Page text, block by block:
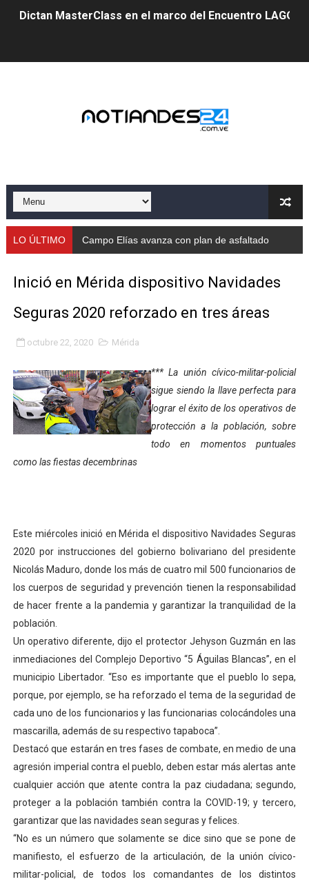
Dictan MasterClass en el marco del Encuentro LAGO
Gobernador Arnaldo Sánchez apadrina a más de 993
Mérida fortalece su reserva deportiva de cara a
Gobernación de Mérida instalará mesa de trabajo con
Fundecem ofrece taller de bordado en punto de cruz
Gobierno bolivariano avanza en la transformación del
Hospital universitario muestra sus avances en visita
Instituto Nacional de Nutrición celebra Semana
Gobernación de Mérida fortalece el desarrollo
Fortaleciendo la economía comunal en El Vigía con
Campo Elías consolida plan de bacheo en el sector La
Fundecem inició con éxito el taller vacacional de
El Lactario del Iahula celebra la Semana Mundial de la
Plan Vacacional "Venezuela Ríe 2026" brinda
Iniciación al yoga reúne a diversos clubes deportivos
Mincomunas impulsa el autogobierno en Mérida con
Expertos inspeccionan espacios del OAN para la
LO ÚLTIMO Campo Elías avanza con plan de asfaltado
Inició en Mérida dispositivo Navidades
Seguras 2020 reforzado en tres áreas
octubre 22, 2020 Mérida
*** La unión cívico-militar-policial
sigue siendo la llave perfecta para
lograr el éxito de los operativos de
protección a la población, sobre
todo en momentos puntuales
como las fiestas decembrinas
Este miércoles inició en Mérida el dispositivo Navidades Seguras
2020 por instrucciones del gobierno bolivariano del presidente
Nicolás Maduro, donde los más de cuatro mil 500 funcionarios de
los cuerpos de seguridad y prevención tienen la responsabilidad
de hacer frente a la pandemia y garantizar la tranquilidad de la
población.
Un operativo diferente, dijo el protector Jehyson Guzmán en las
inmediaciones del Complejo Deportivo “5 Águilas Blancas”, en el
municipio Libertador. “Eso es importante que el pueblo lo sepa,
porque, por ejemplo, se ha reforzado el tema de la seguridad de
cada uno de los funcionarios y las funcionarias colocándoles una
mascarilla, además de su respectivo tapaboca”.
Destacó que estarán en tres fases de combate, en medio de una
agresión imperial contra el pueblo, deben estar más alertas ante
cualquier acción que atente contra la paz ciudadana; segundo,
proteger a la población también contra la COVID-19; y tercero,
garantizar que las navidades sean seguras y felices.
“No es un número que solamente se dice sino que se pone de
manifiesto, el esfuerzo de la articulación, de la unión cívico-
militar-policial, de todos los comandantes de los distintos